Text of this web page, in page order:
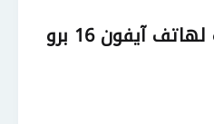
المواصفات المتوقعة لهاتف آيفون 16 برو